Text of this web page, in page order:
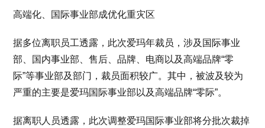
高端化、国际事业部成优化重灾区
据多位离职员工透露，此次爱玛年裁员，涉及国际事业
部、国内事业部、售后、品牌、电商以及高端品牌“零
际”等事业部及部门，裁员面积较广。其中，被波及较为
严重的主要是爱玛国际事业部以及高端品牌“零际”。
据离职人员透露，此次调整爱玛国际事业部将分批次裁掉